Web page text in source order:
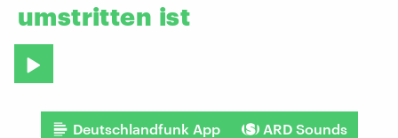
umstritten ist
Deutschlandfunk App ARD Sounds